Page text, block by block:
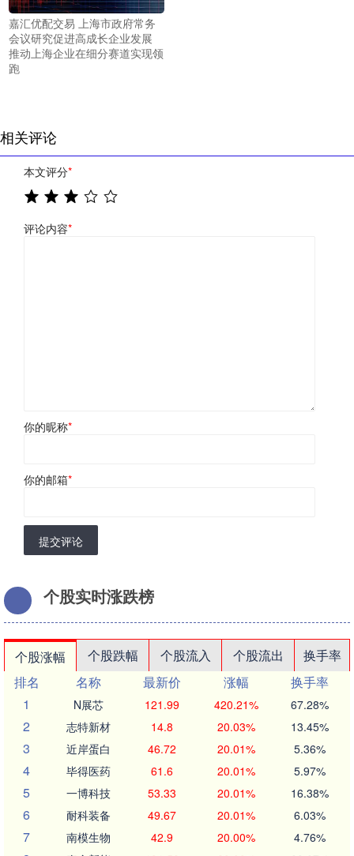
嘉汇优配交易 上海市政府常务
会议研究促进高成长企业发展
推动上海企业在细分赛道实现领
跑
相关评论
本文评分*
评论内容*
你的昵称*
你的邮箱*
提交评论
个股实时涨跌榜
个股涨幅 个股跌幅 个股流入 个股流出
换手率
排名
名称 最新价 涨幅
换手率
1
N展芯 121.99 420.21% 67.28%
2 志特新材 14.8 20.03% 13.45%
3 近岸蛋白 46.72 20.01% 5.36%
4 毕得医药 61.6 20.01% 5.97%
5 一博科技 53.33 20.01% 16.38%
6 耐科装备 49.67 20.01% 6.03%
7 南模生物 42.9 20.00% 4.76%